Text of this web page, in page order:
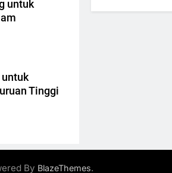
untuk
Tinggi
By BlazeThemes.